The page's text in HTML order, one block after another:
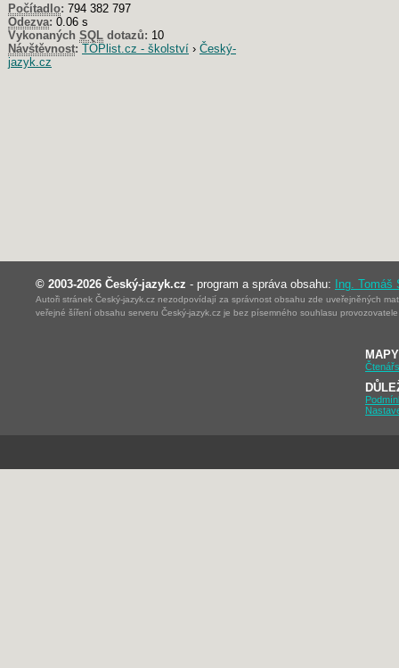
Počítadlo: 794 382 797
Odezva: 0.06 s
Vykonaných SQL dotazů: 10
Návštěvnost: TOPlist.cz - školství › Český-
jazyk.cz
© 2003-2026 Český-jazyk.cz - program a správa obsahu: Ing. Tomáš
Autoři stránek Český-jazyk.cz nezodpovídají za správnost obsahu zde uveřejněných
veřejné šíření obsahu serveru Český-jazyk.cz je bez písemného souhlasu